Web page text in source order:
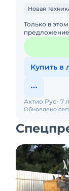
Новая
Только в
предложение
партнерский
руб)
Купить в
Обновлено
Актио Рус 7